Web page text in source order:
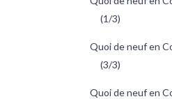
(1/3)
Quoi de neuf en
(3/3)
Quoi de neuf en